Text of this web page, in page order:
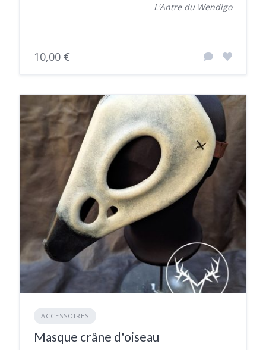
L'Antre du Wendigo
10,00 €
ACCESSOIRES
Masque crâne d'oiseau